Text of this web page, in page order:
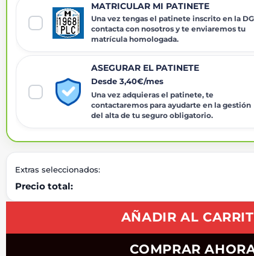
MATRICULAR MI PATINETE
Una vez tengas el patinete inscrito en la
contacta con nosotros y te enviaremos tu
matrícula homologada.
ASEGURAR EL PATINETE
Desde 3,40€/mes
Una vez adquieras el patinete, te
contactaremos para ayudarte en la gestión
del alta de tu seguro obligatorio.
Extras seleccionados:
Precio total:
AÑADIR AL
COMPRAR